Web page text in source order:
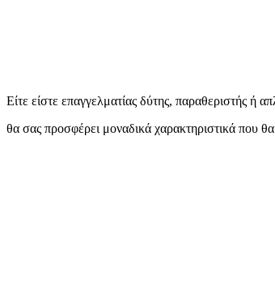
Είτε είστε επαγγελματίας δύτης, παραθεριστής ή
θα σας προσφέρει μοναδικά χαρακτηριστικά που